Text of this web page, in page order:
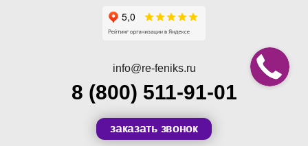
info@re-feniks.ru
8 (800) 511-91-01
заказать звонок